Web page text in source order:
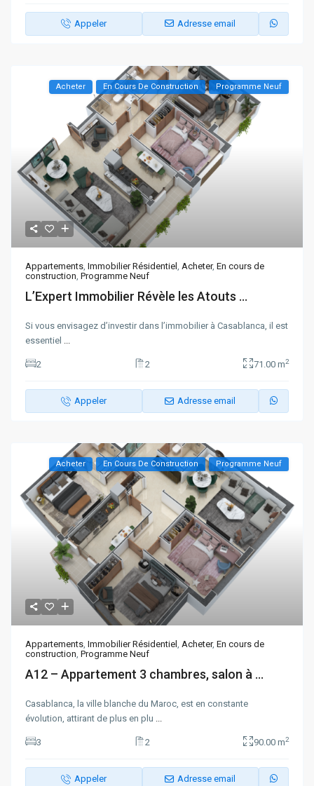
Appeler Adresse email
Acheter En Cours De Construction Programme Neuf
Appartements,Immobilier Résidentiel,Acheter,En cours de
construction,Programme Neuf
L’Expert Immobilier Révèle les Atouts ...
Si vous envisagez d’investir dans l’immobilier à Casablanca, il est
essentiel ...
2 2 71.00 m2
Appeler Adresse email
Acheter En Cours De Construction Programme Neuf
Appartements,Immobilier Résidentiel,Acheter,En cours de
construction,Programme Neuf
A12 – Appartement 3 chambres, salon à ...
Casablanca, la ville blanche du Maroc, est en constante
évolution, attirant de plus en plu ...
3 2 90.00 m2
Appeler Adresse email